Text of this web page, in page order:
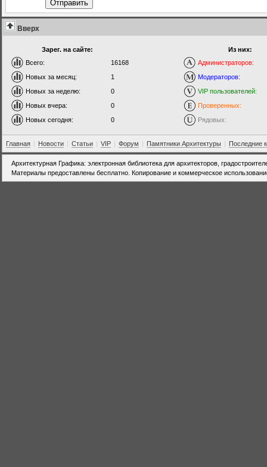
Отправить
Вверх
Зарег. на сайте:
Всего:
16168
Новых за месяц:
1
Новых за неделю:
0
Новых вчера:
0
Новых сегодня:
0
Из них:
Администраторов:
Модераторов:
VIP пользователей:
Проверенных:
Рядовых:
Главная | Новости | Статьи | VIP | Форум | Памятники Архитектуры | Последние
Архитектурная Графика: электронная библиотека для архитекторов,
Материалы предоставлены бесплатно. Копирование и коммерческое